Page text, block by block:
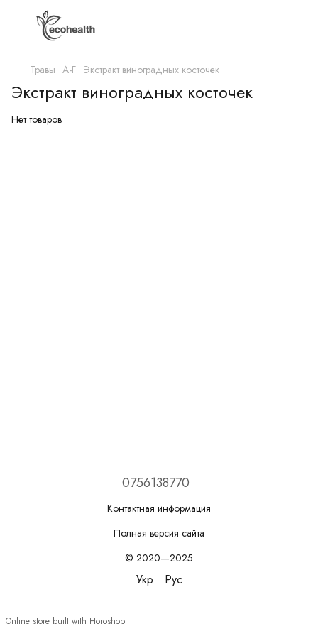
Травы А-Г Экстракт виноградных косточек
Экстракт виноградных косточек
Нет товаров
0756138770
Контактная информация
Полная версия сайта
© 2020—2025
Укр Рус
Online store built with Horoshop